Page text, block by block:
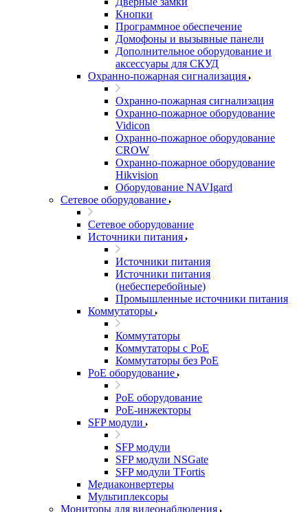
Кнопки
Программное обеспечение
Домофоны и вызывные панели
Дополнительное оборудование и
аксессуары для СКУД
Охранно-пожарная сигнализация
Охранно-пожарная сигнализация
Охранно-пожарное оборудование
Vidicon
Охранно-пожарное оборудование
CROW
Охранно-пожарное оборудование
Hikvision
Оборудование NAVIgard
Сетевое оборудование
Сетевое оборудование
Источники питания
Источники питания
Источники питания
(небесперебойные)
Промышленные источники питания
Коммутаторы
Коммутаторы
Коммутаторы с PoE
Коммутаторы без PoE
PoE оборудование
PoE оборудование
PoE-инжекторы
SFP модули
SFP модули
SFP модули NSGate
SFP модули TFortis
Медиаконвертеры
Мультиплексоры
Мониторы для видеонаблюдения